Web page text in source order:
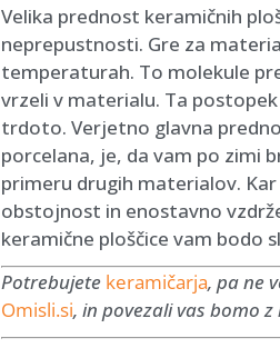
Velika prednost keramičnih
neprepustnosti. Gre za
temperaturah. To molekule
vrzeli v materialu. Ta
trdoto. Verjetno glavna
porcelana, je, da vam po zimi
primeru drugih materialov.
obstojnost in enostavno
keramične ploščice vam bodo
Potrebujete keramičarja, pa ne
Omisli.si, in povezali vas bomo